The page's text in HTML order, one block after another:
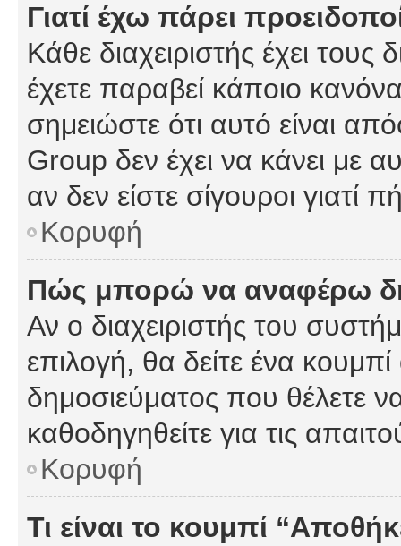
Γιατί έχω πάρει
Κάθε διαχειριστής έχει
έχετε παραβεί κάποιο
σημειώστε ότι αυτό είναι
Group δεν έχει να κάνει με
αν δεν είστε σίγουροι γιατί
Κορυφή
Πώς μπορώ να αναφέρω
Αν ο διαχειριστής του
επιλογή, θα δείτε ένα
δημοσιεύματος που θέλετε
καθοδηγηθείτε για τις
Κορυφή
Τι είναι το κουμπί